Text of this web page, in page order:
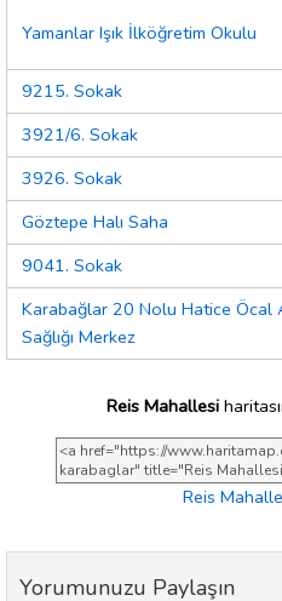
Yamanlar Işık İlköğretim Okulu
9215. Sokak
3921/6. Sokak
3926. Sokak
Göztepe Halı Saha
9041. Sokak
Karabağlar 20 Nolu Hatice Öcal
Sağlığı Merkez
Reis Mahallesi
Reis
Yorumunuzu Paylaşın